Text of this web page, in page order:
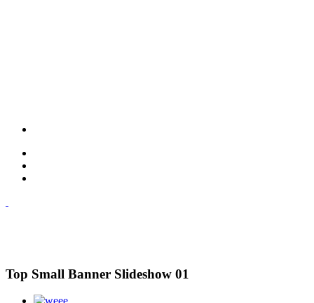
Top Small Banner Slideshow 01